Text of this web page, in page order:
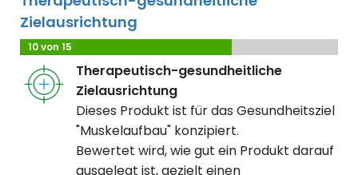
Zielausrichtung
10 von 15
Therapeutisch-gesundheitliche
Zielausrichtung
Dieses Produkt ist für das Gesundheitsziel
"Muskelaufbau" konzipiert.
Bewertet wird, wie gut ein Produkt darauf
ausgelegt ist, gezielt einen